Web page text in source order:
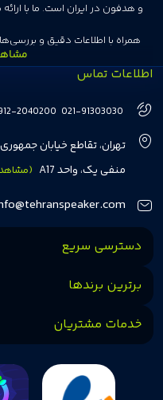
و هدفون در ایران است. ما با
همراه با اطلاعات دقیق و
انتخاب‌های درست و هوشمندانه‌ای
هفت سال در این زمینه، بر ایجاد
مشتریان بتوانند با خیالی آسوده از
مشتریان اهمیت می‌دهیم و همواره
اطلاعات تماس
021-91303030
2040200
تهران، تقاطع خیابان
منفی یک، واحد A17
دسترسی سریع
برترین برندها
خدمات مشتریان